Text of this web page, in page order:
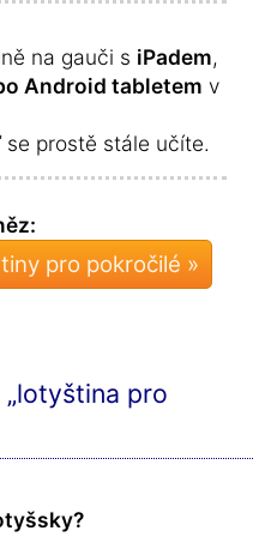
na gauči s iPadem,
Android tabletem v
se prostě stále učíte.
pro pokročilé »
pro